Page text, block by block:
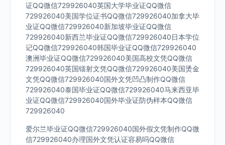
证QQ微信729926040英国大学毕业证QQ微信
729926040美国学位证书QQ微信729926040加拿大毕
业证QQ微信729926040新加坡毕业证QQ微信
729926040新西兰毕业证QQ微信729926040日本学位
记QQ微信729926040韩国毕业证QQ微信729926040
澳洲毕业证QQ微信729926040美国高校文凭QQ微信
729926040英国镭射文凭QQ微信729926040美国烫金
文凭QQ微信729926040国外文凭凹凸制作QQ微信
729926040泰国毕业证QQ微信729926040马来西亚毕
业证QQ微信729926040国外毕业证防伪样本QQ微信
729926040
爱尔兰毕业证QQ微信729926040国外假文凭制作QQ微
信729926040办理国外文凭认证容易吗QQ微信